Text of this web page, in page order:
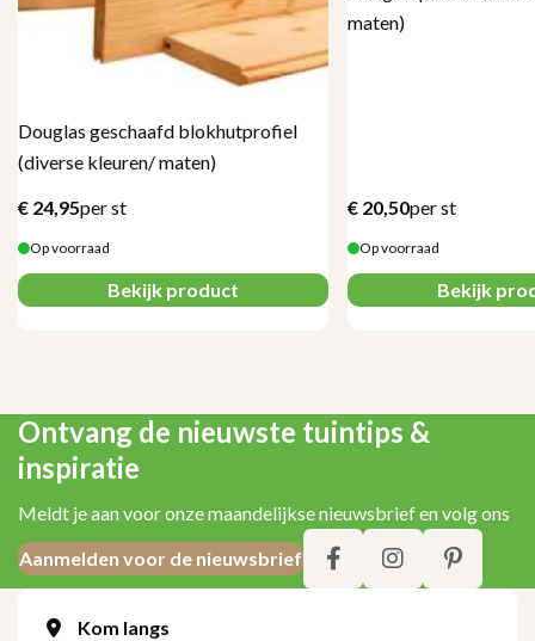
Douglas geschaafd blokhutprofiel
(diverse kleuren/ maten)
€ 24,95per st
Op voorraad
Bekijk product
maten)
€ 20,50per st
Op voorraad
Bekijk
Ontvang de nieuwste tuintips &
inspiratie
Meldt je aan voor onze maandelijkse nieuwsbrief en volg ons
Aanmelden voor de nieuwsbrief
Kom langs